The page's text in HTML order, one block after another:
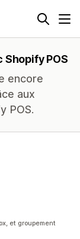
POS
encore
aux
POS.
et groupement